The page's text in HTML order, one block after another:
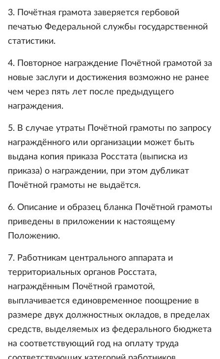
3. Почётная грамота заверяется гербовой
печатью Федеральной службы государственной
статистики.
4. Повторное награждение Почётной грамотой за
новые заслуги и достижения возможно не ранее
чем через пять лет после предыдущего
награждения.
5. В случае утраты Почётной грамоты по запросу
награждённого или организации может быть
выдана копия приказа Росстата (выписка из
приказа) о награждении, при этом дубликат
Почётной грамоты не выдаётся.
6. Описание и образец бланка Почётной грамоты
приведены в приложении к настоящему
Положению.
7. Работникам центрального аппарата и
территориальных органов Росстата,
награждённым Почётной грамотой,
выплачивается единовременное поощрение в
размере двух должностных окладов, в пределах
средств, выделяемых из федерального бюджета
на соответствующий год на оплату труда